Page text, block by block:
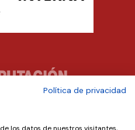
Política de privacidad